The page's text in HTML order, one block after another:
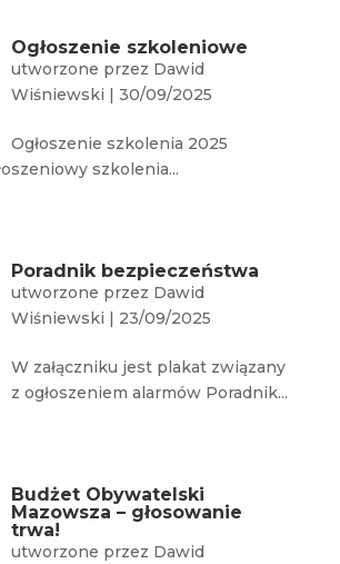
Ogłoszenie szkoleniowe
utworzone przez Dawid
Wiśniewski |30/09/2025
Ogłoszenie szkolenia 2025
szkolenia...
Poradnik bezpieczeństwa
utworzone przez Dawid
Wiśniewski | 23/09/2025
W załączniku jest plakat związany
z ogłoszeniem alarmów Poradnik...
Budżet Obywatelski
Mazowsza – głosowanie
trwa!
utworzone przez Dawid